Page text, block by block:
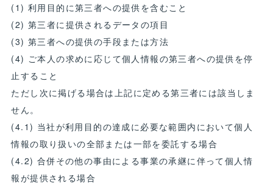
(1) 利用目的に第三者への提供を含むこと
(2) 第三者に提供されるデータの項目
(3) 第三者への提供の手段または方法
(4) ご本人の求めに応じて個人情報の第三者への提供を停
止すること
ただし次に掲げる場合は上記に定める第三者には該当しま
せん。
(4.1) 当社が利用目的の達成に必要な範囲内において個人
情報の取り扱いの全部または一部を委託する場合
(4.2) 合併その他の事由による事業の承継に伴って個人情
報が提供される場合